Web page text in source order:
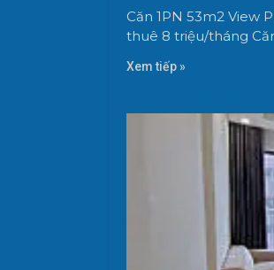
Căn 1PN 53m2 View
thuê 8 triệu/tháng
Xem tiếp »